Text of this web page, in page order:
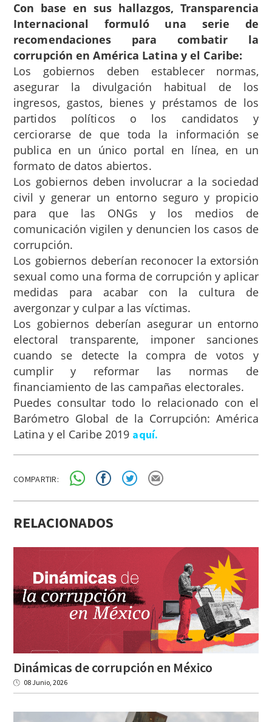
Con base en sus hallazgos, Transparencia
Internacional formuló una serie de
recomendaciones para combatir la
corrupción en América Latina y el Caribe:
Los gobiernos deben establecer normas,
asegurar la divulgación habitual de los
ingresos, gastos, bienes y préstamos de los
partidos políticos o los candidatos y
cerciorarse de que toda la información se
publica en un único portal en línea, en un
formato de datos abiertos.
Los gobiernos deben involucrar a la sociedad
civil y generar un entorno seguro y propicio
para que las ONGs y los medios de
comunicación vigilen y denuncien los casos de
corrupción.
Los gobiernos deberían reconocer la extorsión
sexual como una forma de corrupción y aplicar
medidas para acabar con la cultura de
avergonzar y culpar a las víctimas.
Los gobiernos deberían asegurar un entorno
electoral transparente, imponer sanciones
cuando se detecte la compra de votos y
cumplir y reformar las normas de
financiamiento de las campañas electorales.
Puedes consultar todo lo relacionado con el
Barómetro Global de la Corrupción: América
Latina y el Caribe 2019 aquí.
COMPARTIR:
RELACIONADOS
Dinámicas decorrupción en México
08 Junio, 2026